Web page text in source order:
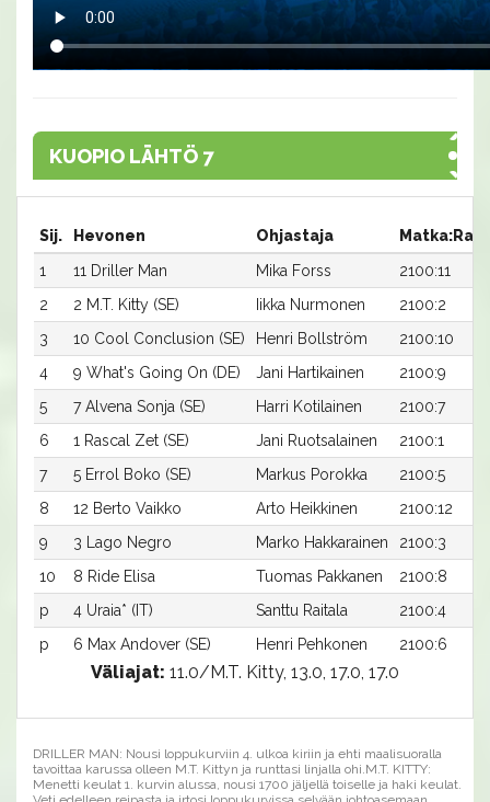
KUOPIO LÄHTÖ 7
Sij. Hevonen Ohjastaja
Matka:Rata
1
11 Driller Man Mika Forss
2100:11
2
2 M.T. Kitty (SE) Iikka Nurmonen
2100:2
3
10 Cool Conclusion (SE) Henri Bollström
2100:10
4
9 What's Going On (DE) Jani Hartikainen
2100:9
5
7 Alvena Sonja (SE) Harri Kotilainen
2100:7
6
1 Rascal Zet (SE) Jani Ruotsalainen
2100:1
7
5 Errol Boko (SE) Markus Porokka
2100:5
8
12 Berto Vaikko Arto Heikkinen
2100:12
9
3 Lago Negro Marko Hakkarainen
2100:3
10
8 Ride Elisa Tuomas Pakkanen
2100:8
p
4 Uraia* (IT) Santtu Raitala
2100:4
p
6 Max Andover (SE) Henri Pehkonen 2100:6
Väliajat: 11.0/M.T. Kitty, 13.0, 17.0, 17.0
DRILLER MAN: Nousi loppukurviin 4. ulkoa kiriin ja ehti maalisuoralla
tavoittaa karussa olleen M.T. Kittyn ja runttasi linjalla ohi.M.T. KITTY:
Menetti keulat 1. kurvin alussa, nousi 1700 jäljellä toiselle ja haki keulat.